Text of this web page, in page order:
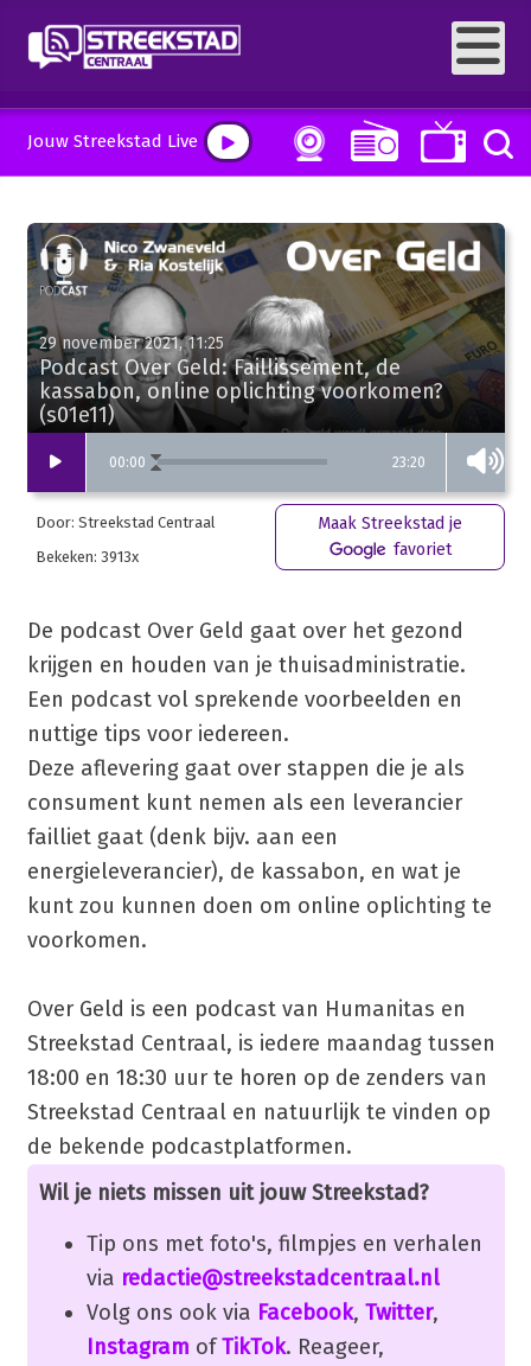
Jouw Streekstad Live
00:00 23:20
29 november 2021, 11:25
Podcast Over Geld: Faillissement, de
kassabon, online oplichting voorkomen?
(s01e11)
Door: Streekstad Centraal
Bekeken: 3913x
Maak Streekstad je
favoriet
De podcast Over Geld gaat over het gezond
krijgen en houden van je thuisadministratie.
Een podcast vol sprekende voorbeelden en
nuttige tips voor iedereen.
Deze aflevering gaat over stappen die je als
consument kunt nemen als een leverancier
failliet gaat (denk bijv. aan een
energieleverancier), de kassabon, en wat je
kunt zou kunnen doen om online oplichting te
voorkomen.
Over Geld is een podcast van Humanitas en
Streekstad Centraal, is iedere maandag tussen
18:00 en 18:30 uur te horen op de zenders van
Streekstad Centraal en natuurlijk te vinden op
de bekende podcastplatformen.
Wil je niets missen uit jouw Streekstad?
Tip ons met foto's, filmpjes en verhalen
via redactie@streekstadcentraal.nl
Volg ons ook via Facebook, Twitter,
Instagram ofTikTok. Reageer,